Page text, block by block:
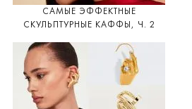
САМЫЕ ЭФФЕКТНЫЕ
СКУЛЬПТУРНЫЕ КАФФЫ, Ч. 2